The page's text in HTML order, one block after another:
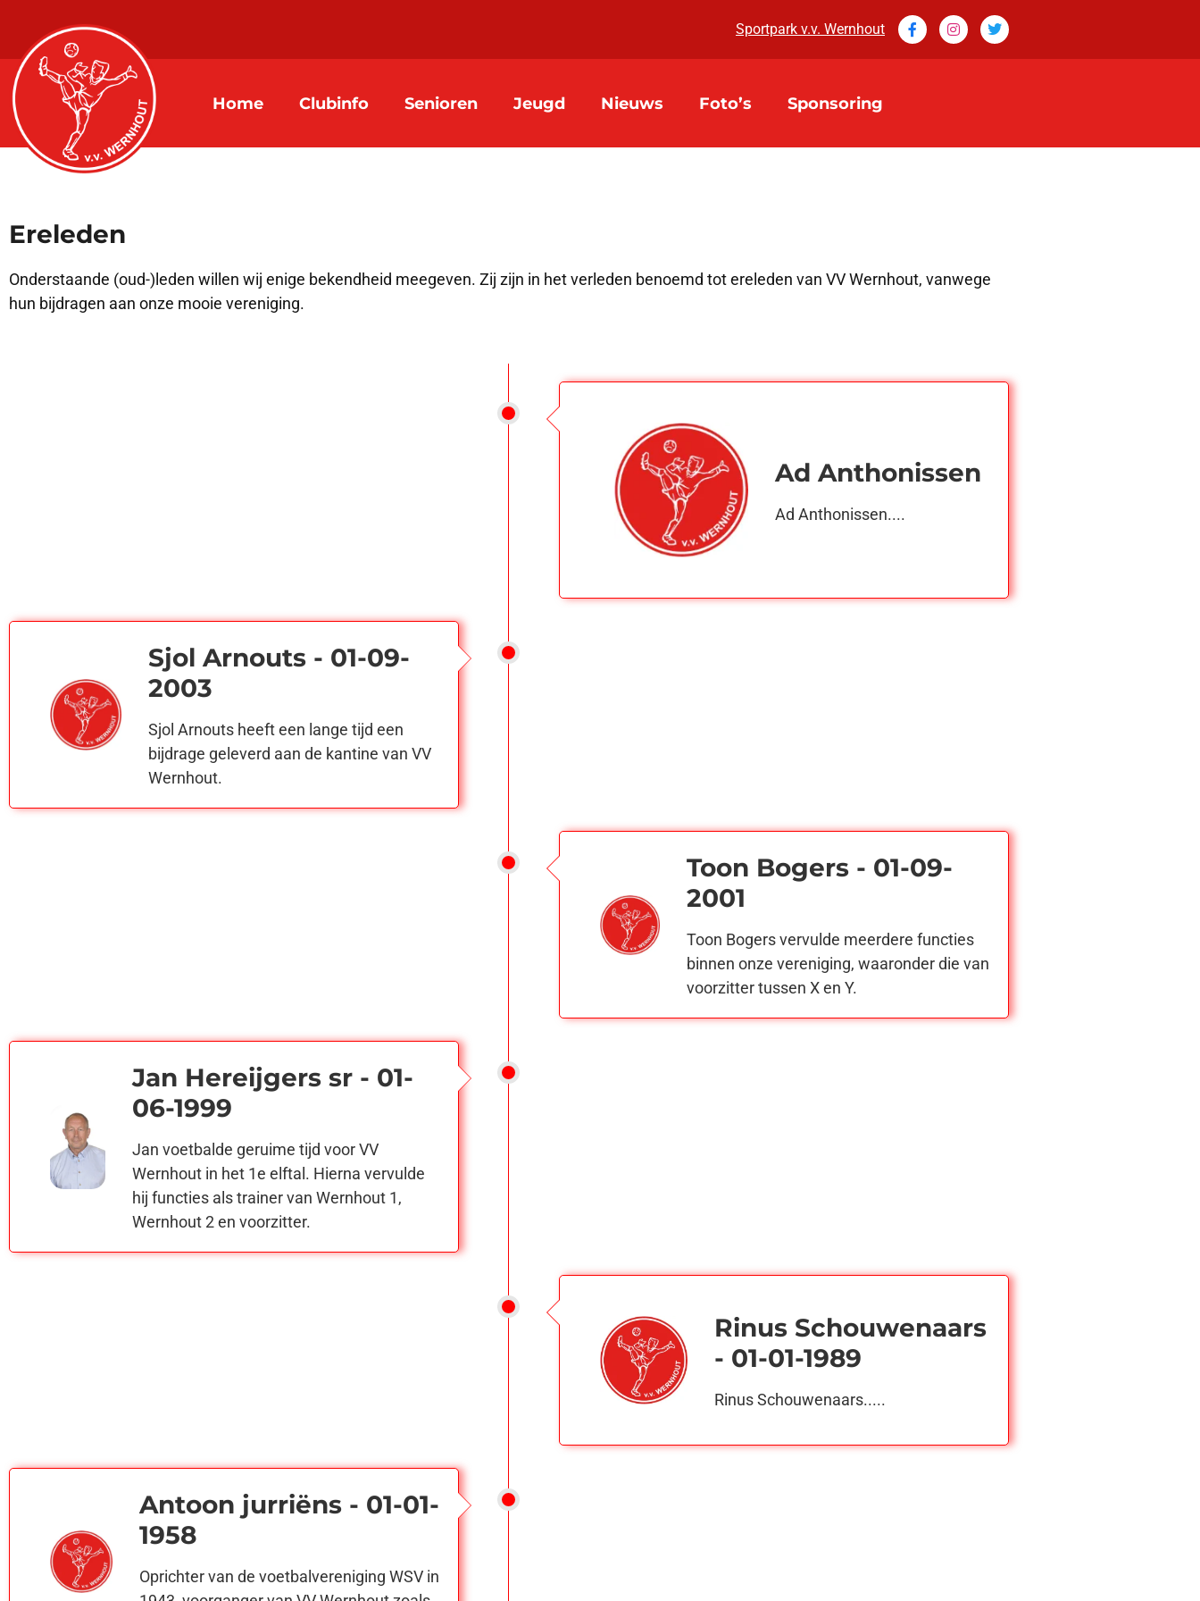
Sportpark v.v. Wernhout
Home Clubinfo Senioren Jeugd Nieuws Foto’s Sponsoring
Ereleden
Onderstaande (oud-)leden willen wij enige bekendheid meegeven. Zij zijn in het verleden benoemd tot ereleden van VV Wernhout, vanwege
hun bijdragen aan onze mooie vereniging.
Ad Anthonissen
Ad Anthonissen....
Sjol Arnouts - 01-09-
2003
Sjol Arnouts heeft een lange tijd een
bijdrage geleverd aan de kantine van VV
Wernhout.
Toon Bogers - 01-09-
2001
Toon Bogers vervulde meerdere functies
binnen onze vereniging, waaronder die van
voorzitter tussen X en Y.
Jan Hereijgers sr - 01-
06-1999
Jan voetbalde geruime tijd voor VV
Wernhout in het 1e elftal. Hierna vervulde
hij functies als trainer van Wernhout 1,
Wernhout 2 en voorzitter.
Rinus Schouwenaars
- 01-01-1989
Rinus Schouwenaars.....
Antoon jurriëns - 01-01-
1958
Oprichter van de voetbalvereniging WSV in